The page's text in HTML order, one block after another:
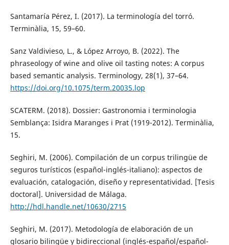
Santamaría Pérez, I. (2017). La terminología del torró.
Terminàlia, 15, 59–60.
Sanz Valdivieso, L., & López Arroyo, B. (2022). The
phraseology of wine and olive oil tasting notes: A corpus
based semantic analysis. Terminology, 28(1), 37–64.
https://doi.org/10.1075/term.20035.lop
SCATERM. (2018). Dossier: Gastronomia i terminologia
Semblança: Isidra Maranges i Prat (1919-2012). Terminàlia,
15.
Seghiri, M. (2006). Compilación de un corpus trilingüe de
seguros turísticos (español-inglés-italiano): aspectos de
evaluación, catalogación, diseño y representatividad. [Tesis
doctoral]. Universidad de Málaga.
http://hdl.handle.net/10630/2715
Seghiri, M. (2017). Metodología de elaboración de un
glosario bilingüe y bidireccional (inglés-español/español-